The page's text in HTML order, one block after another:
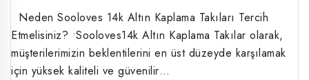
Neden Sooloves 14k Altın Kaplama Takıları Tercih
Etmelisiniz? •Sooloves14k Altın Kaplama Takılar olarak,
müşterilerimizin beklentilerini en üst düzeyde karşılamak
için yüksek kaliteli ve güvenilir…